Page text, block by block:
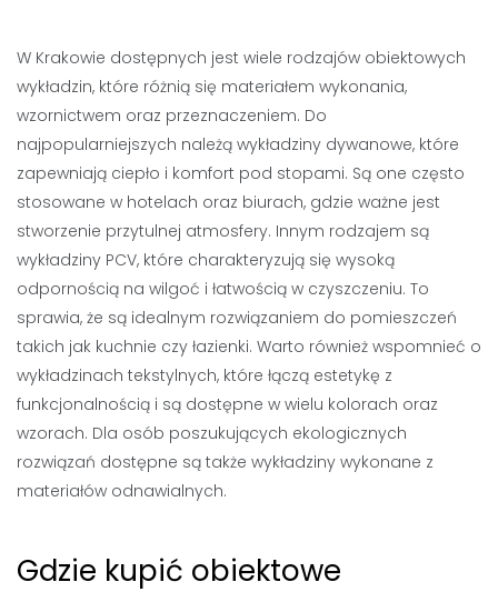
W Krakowie dostępnych jest wiele rodzajów obiektowych
wykładzin, które różnią się materiałem wykonania,
wzornictwem oraz przeznaczeniem. Do
najpopularniejszych należą wykładziny dywanowe, które
zapewniają ciepło i komfort pod stopami. Są one często
stosowane w hotelach oraz biurach, gdzie ważne jest
stworzenie przytulnej atmosfery. Innym rodzajem są
wykładziny PCV, które charakteryzują się wysoką
odpornością na wilgoć i łatwością w czyszczeniu. To
sprawia, że są idealnym rozwiązaniem do pomieszczeń
takich jak kuchnie czy łazienki. Warto również wspomnieć o
wykładzinach tekstylnych, które łączą estetykę z
funkcjonalnością i są dostępne w wielu kolorach oraz
wzorach. Dla osób poszukujących ekologicznych
rozwiązań dostępne są także wykładziny wykonane z
materiałów odnawialnych.
Gdzie kupić obiektowe